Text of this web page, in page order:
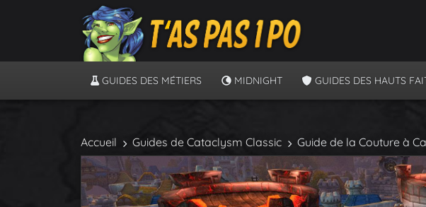
GUIDES DES MÉTIERS MIDNIGHT GUIDES DES HAUTS
Accueil Guides de Cataclysm Classic Guide de la Couture à